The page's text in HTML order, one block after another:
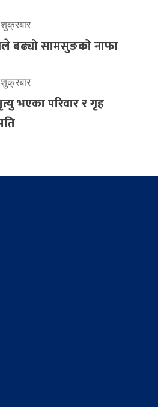
बढ्यो सामसुङको नाफा
भएका परिवार र गृह